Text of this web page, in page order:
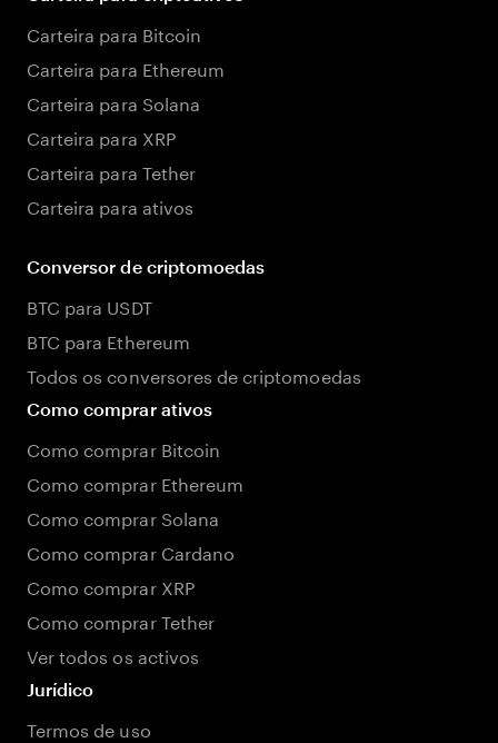
Carteira para Bitcoin
Carteira para Ethereum
Carteira para Solana
Carteira para XRP
Carteira para Tether
Carteira para ativos
Conversor de criptomoedas
BTC para USDT
BTC para Ethereum
Todos os conversores de criptomoedas
Como comprar ativos
Como comprar Bitcoin
Como comprar Ethereum
Como comprar Solana
Como comprar Cardano
Como comprar XRP
Como comprar Tether
Ver todos os activos
Jurídico
Termos de uso